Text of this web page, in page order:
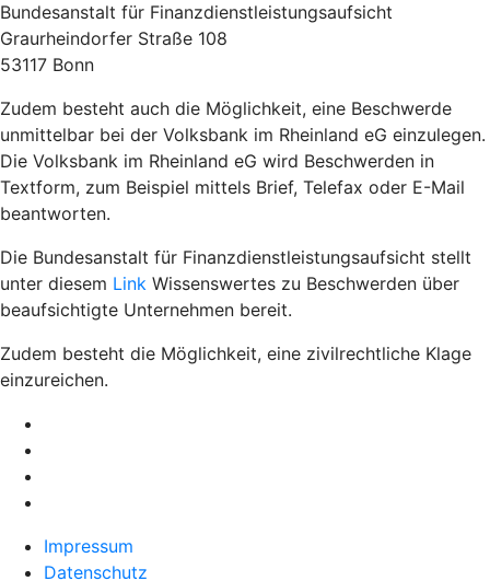
Bundesanstalt für Finanzdienstleistungsaufsicht
Graurheindorfer Straße 108
53117 Bonn
Zudem besteht auch die Möglichkeit, eine Beschwerde
unmittelbar bei der Volksbank im Rheinland eG einzulegen.
Die Volksbank im Rheinland eG wird Beschwerden in
Textform, zum Beispiel mittels Brief, Telefax oder E-Mail
beantworten.
Die Bundesanstalt für Finanzdienstleistungsaufsicht stellt
unter diesem Link Wissenswertes zu Beschwerden über
beaufsichtigte Unternehmen bereit.
Zudem besteht die Möglichkeit, eine zivilrechtliche Klage
einzureichen.
Impressum
Datenschutz